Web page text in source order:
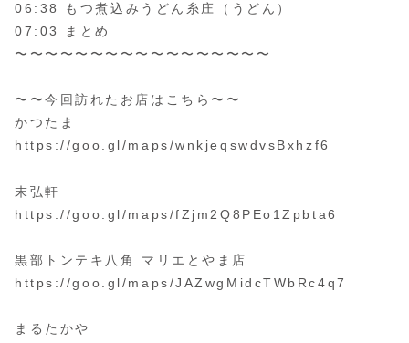
06:38 もつ煮込みうどん糸庄（うどん）
07:03 まとめ
〜〜〜〜〜〜〜〜〜〜〜〜〜〜〜〜〜
〜〜今回訪れたお店はこちら〜〜
かつたま
https://goo.gl/maps/wnkjeqswdvsBxhzf6
末弘軒
https://goo.gl/maps/fZjm2Q8PEo1Zpbta6
黒部トンテキ八角 マリエとやま店
https://goo.gl/maps/JAZwgMidcTWbRc4q7
まるたかや